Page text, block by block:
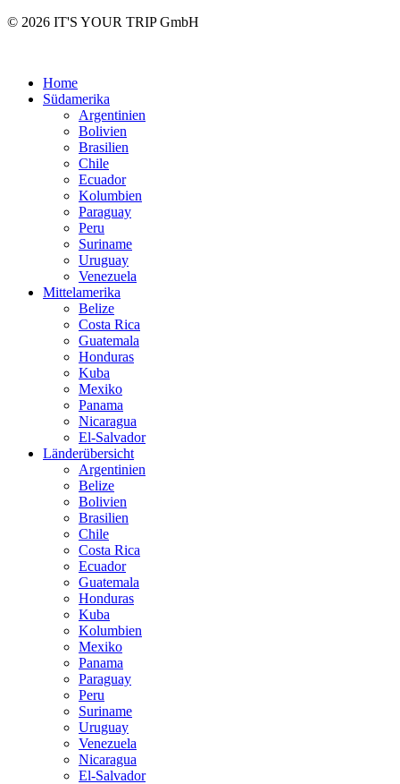
© 2026 IT'S YOUR TRIP GmbH
Home
Südamerika
Argentinien
Bolivien
Brasilien
Chile
Ecuador
Kolumbien
Paraguay
Peru
Suriname
Uruguay
Venezuela
Mittelamerika
Belize
Costa Rica
Guatemala
Honduras
Kuba
Mexiko
Panama
Nicaragua
El-Salvador
Länderübersicht
Argentinien
Belize
Bolivien
Brasilien
Chile
Costa Rica
Ecuador
Guatemala
Honduras
Kuba
Kolumbien
Mexiko
Panama
Paraguay
Peru
Suriname
Uruguay
Venezuela
Nicaragua
El-Salvador